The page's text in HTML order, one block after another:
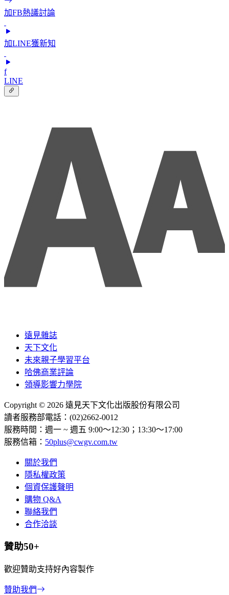
加FB熱議討論
加LINE獲新知
f
LINE
遠見雜誌
天下文化
未來親子學習平台
哈佛商業評論
領導影響力學院
Copyright © 2026 遠見天下文化出版股份有限公司
讀者服務部電話：(02)2662-0012
服務時間：週一 ~ 週五 9:00～12:30；13:30～17:00
服務信箱： 50plus@cwgv.com.tw
關於我們
隱私權政策
個資保護聲明
購物 Q&A
聯絡我們
合作洽談
贊助50+
歡迎贊助支持好內容製作
贊助我們